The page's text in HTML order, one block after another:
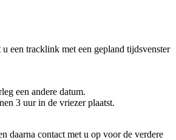
een tracklink met een gepland tijdsvenster
een andere datum.
3 uur in de vriezer plaatst.
daarna contact met u op voor de verdere